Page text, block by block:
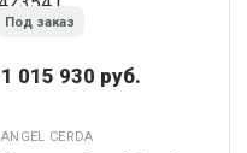
Под заказ
1 015 930 руб.
ANGEL CERDA